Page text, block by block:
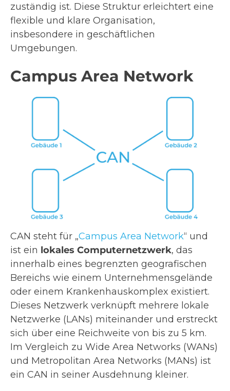
zuständig ist. Diese Struktur erleichtert eine
flexible und klare Organisation,
insbesondere in geschäftlichen
Umgebungen.
Campus Area Network
CAN steht für „Campus Area Network“ und
ist ein lokales Computernetzwerk, das
innerhalb eines begrenzten geografischen
Bereichs wie einem Unternehmensgelände
oder einem Krankenhauskomplex existiert.
Dieses Netzwerk verknüpft mehrere lokale
Netzwerke (LANs) miteinander und erstreckt
sich über eine Reichweite von bis zu 5 km.
Im Vergleich zu Wide Area Networks (WANs)
und Metropolitan Area Networks (MANs) ist
ein CAN in seiner Ausdehnung kleiner.